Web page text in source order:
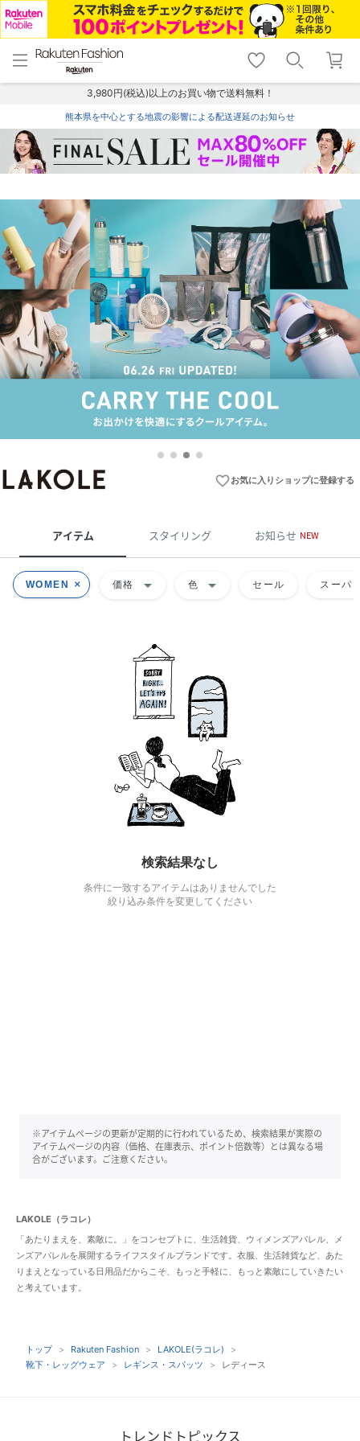
menu home
トップ
shopping_cart lock_outline
ログイン
3,980円(税込)以上のお買い物で送料無料！
熊本県を中心とする地震の影響による配送遅延のお知らせ
favorite_borderお気に入りショップに登録する
アイテム スタイリング お知らせ NEW
WOMEN 価格 arrow_drop_down 色 arrow_drop_down セール スーパ
検索結果なし
条件に一致するアイテムはありませんでした
絞り込み条件を変更してください
※アイテムページの更新が定期的に行われているため、検索結果が実際の
アイテムページの内容（価格、在庫表示、ポイント倍数等）とは異なる場
合がございます。ご注意ください。
LAKOLE（ラコレ）
「あたりまえを、素敵に。」をコンセプトに、生活雑貨、ウィメンズアパレル、メ
ンズアパレルを展開するライフスタイルブランドです。衣服、生活雑貨など、あた
りまえとなっている日用品だからこそ、もっと手軽に、もっと素敵にしていきたい
と考えています。
トップ Rakuten Fashion
LAKOLE(ラコレ)
靴下・レッグウェア
レギンス・スパッツ レディース
トレンドトピックス